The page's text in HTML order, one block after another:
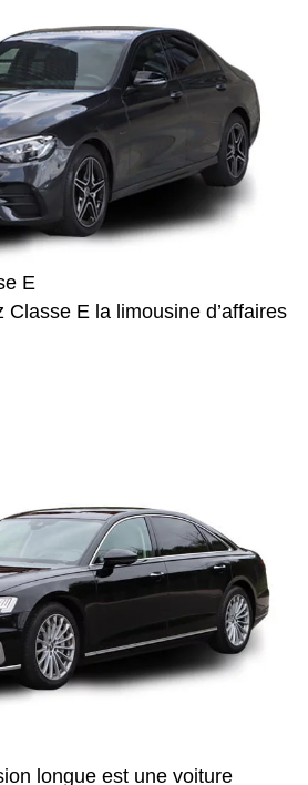
E
E la limousine d’affaires
longue est une voiture